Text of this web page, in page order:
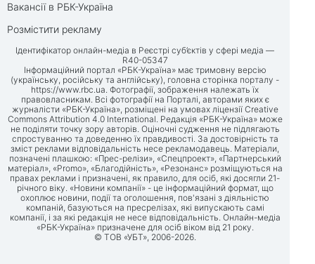
Вакансії в РБК-Україна
Розмістити рекламу
Ідентифікатор онлайн-медіа в Реєстрі суб’єктів у сфері медіа —
R40-05347
Інформаційний портал «РБК-Україна» має тримовну версію
(українську, російську та англійську), головна сторінка порталу -
https://www.rbc.ua. Фотографії, зображення належать їх
правовласникам. Всі фотографії на Порталі, авторами яких є
журналісти «РБК-Україна», розміщені на умовах ліцензії Creative
Commons Attribution 4.0 International. Редакція «РБК-Україна» може
не поділяти точку зору авторів. Оціночні судження не підлягають
спростуванню та доведенню їх правдивості. За достовірність та
зміст реклами відповідальність несе рекламодавець. Матеріали,
позначені плашкою: «Прес-релізи», «Спецпроект», «Партнерський
матеріал», «Promo», «Благодійність», «Резонанс» розміщуються на
правах реклами і призначені, як правило, для осіб, які досягли 21-
річного віку. «Новини компанії» - це інформаційний формат, що
охоплює новини, події та оголошення, пов'язані з діяльністю
компаній, базуються на пресрелізах, які випускають самі
компанії, і за які редакція не несе відповідальність. Онлайн-медіа
«РБК-Україна» призначене для осіб віком від 21 року.
© ТОВ «УБТ», 2006-2026.